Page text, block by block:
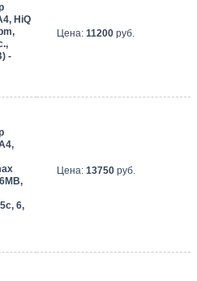
HiQ
-
Цена: 11200 руб.
6,
Цена: 13750 руб.